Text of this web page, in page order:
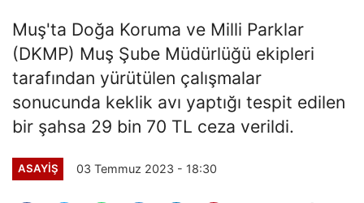
Muş'ta Doğa Koruma ve Milli Parklar
(DKMP) Muş Şube Müdürlüğü ekipleri
tarafından yürütülen çalışmalar
sonucunda keklik avı yaptığı tespit edilen
bir şahsa 29 bin 70 TL ceza verildi.
ASAYİŞ 03 Temmuz 2023 - 18:30